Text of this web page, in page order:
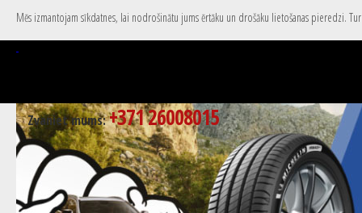
Mēs izmantojam sīkdatnes, lai nodrošinātu jums ērtāku un drošāku lietošanas pieredzi.
Zvaniet mums:+371 26008015